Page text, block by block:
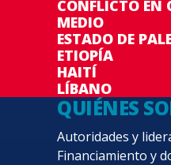
CONFLICTO EN
MEDIO
ESTADO DE
ETIOPÍA
HAITÍ
LÍBANO
QUIÉNES
Autoridades y
Financiamiento y